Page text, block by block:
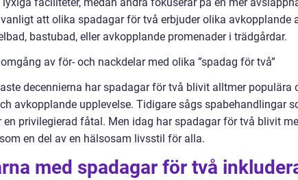
faciliteter, medan andra fokuserar på en mer
att olika spadagar för två erbjuder olika avkopplande
bastubad, eller avkopplande promenader i trädgårdar.
av för- och nackdelar med olika ”spadag för två”
decennierna har spadagar för två blivit alltmer populära
avkopplande upplevelse. Tidigare sågs spabehandlingar
en privilegierad fåtal. Men idag har spadagar för två blivit
en del av en hälsosam livsstil för alla.
med spadagar för två